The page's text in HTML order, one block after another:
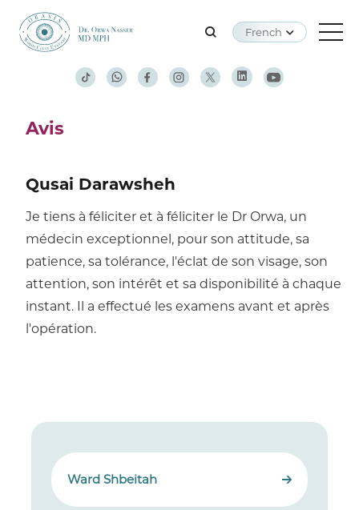
French
Ward Shbeitah
Avis
Qusai Darawsheh
Je tiens à féliciter et à féliciter le Dr Orwa, un
médecin exceptionnel, pour son attitude, sa
patience, sa tolérance, l'éclat de son visage, son
attention, son intérêt et sa disponibilité à chaque
instant. Il a effectué les examens avant et après
l'opération.